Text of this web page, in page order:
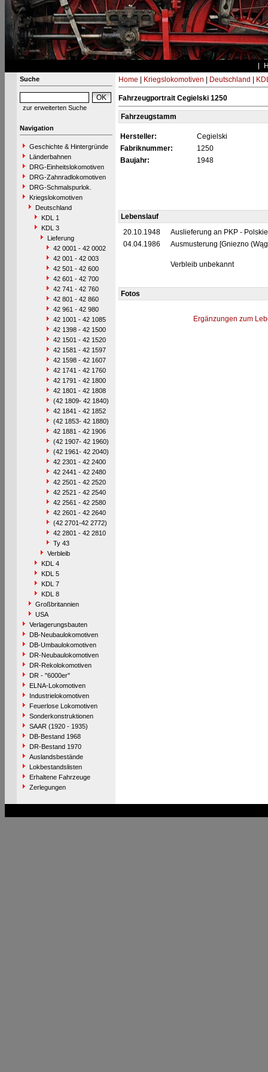
Suche
zur erweiterten Suche
Navigation
Geschichte & Hintergründe
Länderbahnen
DRG-Einheitslokomotiven
DRG-Zahnradlokomotiven
DRG-Schmalspurlok.
Kriegslokomotiven
Deutschland
KDL 1
KDL 3
Lieferung
42 0001 - 42 0002
42 001 - 42 003
42 501 - 42 600
42 601 - 42 700
42 741 - 42 760
42 801 - 42 860
42 961 - 42 980
42 1001 - 42 1085
42 1398 - 42 1500
42 1501 - 42 1520
42 1581 - 42 1597
42 1598 - 42 1607
42 1741 - 42 1760
42 1791 - 42 1800
42 1801 - 42 1808
(42 1809- 42 1840)
42 1841 - 42 1852
(42 1853- 42 1880)
42 1881 - 42 1906
(42 1907- 42 1960)
(42 1961- 42 2040)
42 2301 - 42 2400
42 2441 - 42 2480
42 2501 - 42 2520
42 2521 - 42 2540
42 2561 - 42 2580
42 2601 - 42 2640
(42 2701-42 2772)
42 2801 - 42 2810
Ty 43
Verbleib
KDL 4
KDL 5
KDL 7
KDL 8
Großbritannien
USA
Verlagerungsbauten
DB-Neubaulokomotiven
DB-Umbaulokomotiven
DR-Neubaulokomotiven
DR-Rekolokomotiven
DR - "6000er"
ELNA-Lokomotiven
Industrielokomotiven
Feuerlose Lokomotiven
Sonderkonstruktionen
SAAR (1920 - 1935)
DB-Bestand 1968
DR-Bestand 1970
Auslandsbestände
Lokbestandslisten
Erhaltene Fahrzeuge
Zerlegungen
Home Kriegslokomotiven Deutschland
Fahrzeugportrait Cegielski 1250
Fahrzeugstamm
Hersteller:
Cegielski
Fabriknummer:
1250
Baujahr:
1948
Lebenslauf
20.10.1948
Auslieferung an PKP -
04.04.1986
Ausmusterung [Gniezno
Verbleib unbekannt
Fotos
Ergänzungen zum